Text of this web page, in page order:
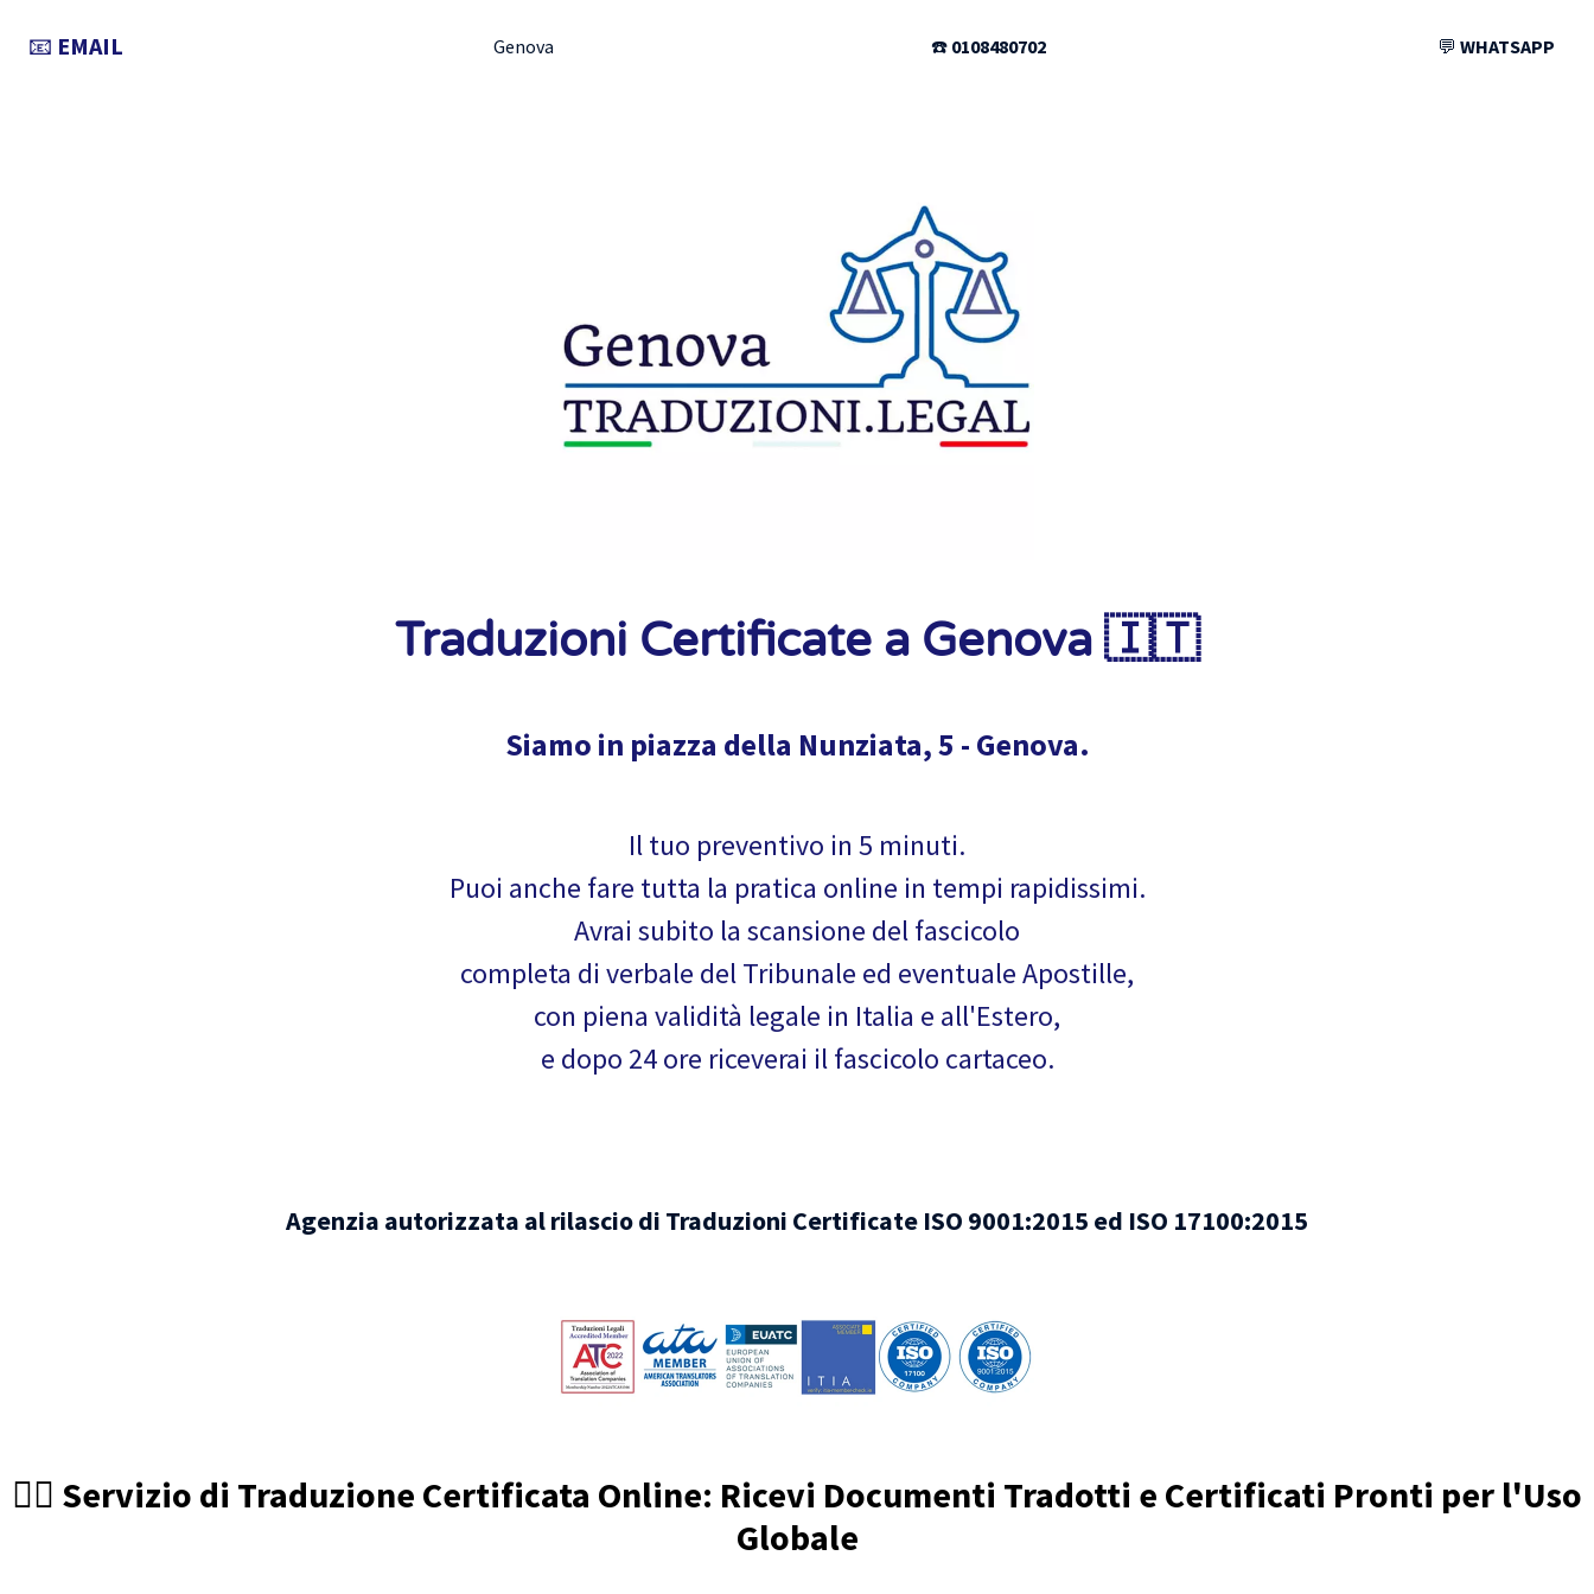
📧 EMAIL Genova ☎️ 0108480702 💬 WHATSAPP
Traduzioni Certificate a Genova 🇮🇹
Siamo in piazza della Nunziata, 5 - Genova.
Il tuo preventivo in 5 minuti.
Puoi anche fare tutta la pratica online in tempi rapidissimi.
Avrai subito la scansione del fascicolo
completa di verbale del Tribunale ed eventuale Apostille,
con piena validità legale in Italia e all'Estero,
e dopo 24 ore riceverai il fascicolo cartaceo.
Agenzia autorizzata al rilascio di Traduzioni Certificate ISO 9001:2015 ed ISO 17100:2015
🧑‍⚖️ Servizio di Traduzione Certificata Online: Ricevi Documenti Tradotti e Certificati Pronti per l'Uso
Globale